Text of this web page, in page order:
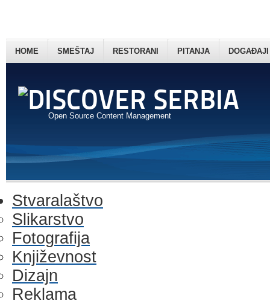
Open Source Content Management
HOME SMEŠTAJ RESTORANI PITANJA DOGAĐAJI
Stvaralaštvo
Slikarstvo
Fotografija
Književnost
Dizajn
Reklama